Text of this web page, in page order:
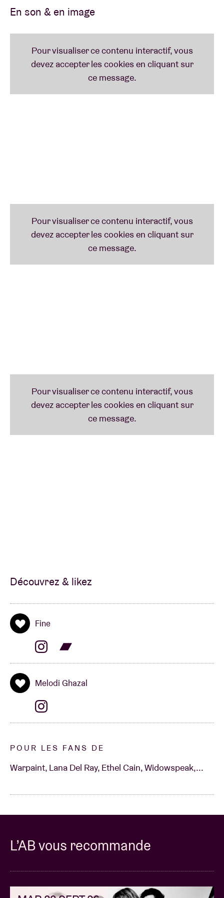
Un concert de Liveurope:
La première initiative pan-européenne pour soutenir
les salles de concerts en matière de promotion
d’artistes émergents.
En son & en image
Découvrez & likez
Fine
Melodi Ghazal
POUR LES FANS DE
Warpaint, Lana Del Ray, Ethel Cain, Widowspeak,...
L’AB vous recommande